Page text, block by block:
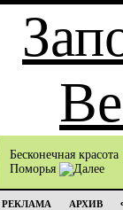
Бесконечная красота
Поморья
РЕКЛАМА АРХИВ